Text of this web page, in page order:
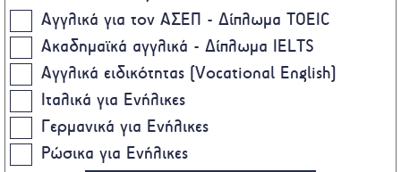
Αγγλικά για τον ΑΣΕΠ - Δίπλωμα TOEIC
Ακαδημαϊκά αγγλικά - Δίπλωμα IELTS
Αγγλικά ειδικότητας (Vocational English)
Ιταλικά για Ενήλικες
Γερμανικά για Ενήλικες
Ρώσικα για Ενήλικες